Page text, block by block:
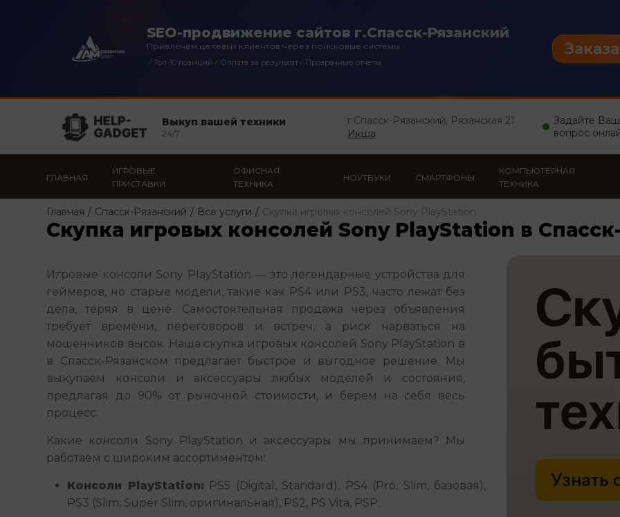
SEO-продвижение сайтов г.Спасск-Рязанский
Привлечем целевых клиентов через поисковые системы
✓Топ-10 позиций ✓ Оплата за результат✓ Прозрачные отчеты
Выкуп вашей техники
24/7
г.Спасск-Рязанский, Рязанская 21
Икша
Задайте Ваш
вопрос
ГЛАВНАЯ
ИГРОВЫЕ
ПРИСТАВКИ
ОФИСНАЯ
ТЕХНИКА
НОУТБУКИ СМАРТФОНЫ
КОМПЬЮТЕРНАЯ
ТЕХНИКА
Главная / Спасск-Рязанский / Все услуги / Скупка игровых консолей Sony PlayStation
Скупка игровых консолей Sony PlayStation в
Игровые консоли Sony PlayStation — это легендарные устройства для
геймеров, но старые модели, такие как PS4 или PS3, часто лежат без
дела, теряя в цене. Самостоятельная продажа через объявления
требует времени, переговоров и встреч, а риск нарваться на
мошенников высок. Наша скупка игровых консолей Sony PlayStation в
в Спасск-Рязанском предлагает быстрое и выгодное решение. Мы
выкупаем консоли и аксессуары любых моделей и состояния,
предлагая до 90% от рыночной стоимости, и берем на себя весь
процесс.
Какие консоли Sony PlayStation и аксессуары мы принимаем? Мы
работаем с широким ассортиментом:
Консоли PlayStation: PS5 (Digital, Standard), PS4 (Pro, Slim, базовая),
PS3 (Slim, Super Slim, оригинальная), PS2, PS Vita, PSP.